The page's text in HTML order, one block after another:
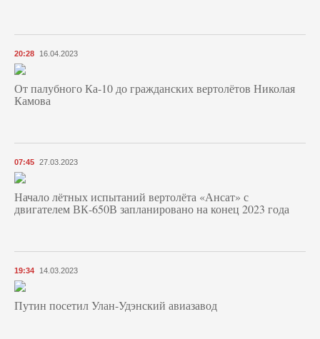
20:28 16.04.2023
От палубного Ка-10 до гражданских вертолётов Николая
Камова
07:45 27.03.2023
Начало лётных испытаний вертолёта «Ансат» с
двигателем ВК-650В запланировано на конец 2023 года
19:34 14.03.2023
Путин посетил Улан-Удэнский авиазавод